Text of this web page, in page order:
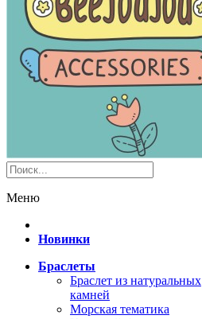
Меню
Новинки
Браслеты
Браслет из натуральных
камней
Морская тематика